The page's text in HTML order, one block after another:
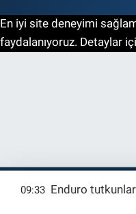
En iyi site deneyimi
faydalanıyoruz. Detaylar
09:33 Enduro